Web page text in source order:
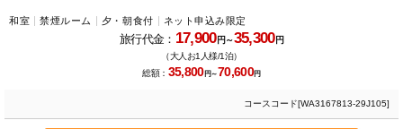
和室 禁煙ルーム 夕・朝食付 ネット申込み限定
旅行代金： 17,900円～35,300円
（大人お1人様/1泊）
総額： 35,800円～70,600円
コースコード[WA3167813-29J105]